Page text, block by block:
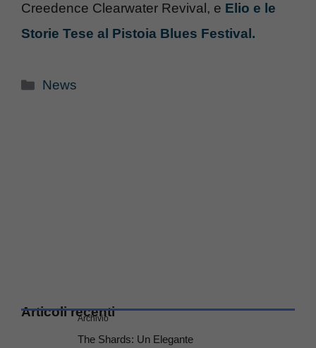
Creedence Clearwater Revival, e Elio e le
Storie Tese al Pistoia Blues Festival.
Categorie
News
Articoli recenti
Archivio
The Shards: Un Elegante